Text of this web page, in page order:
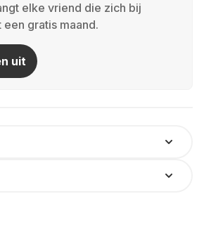
elke vriend die zich bij
gratis maand.
uit